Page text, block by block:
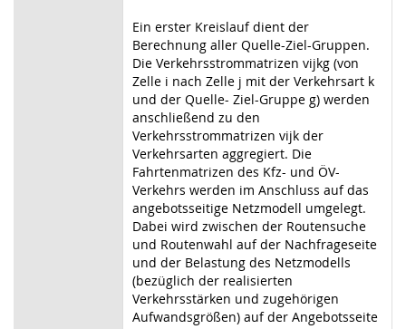
Ein erster Kreislauf dient der
Berechnung aller Quelle-Ziel-Gruppen.
Die Verkehrsstrommatrizen vijkg (von
Zelle i nach Zelle j mit der Verkehrsart k
und der Quelle- Ziel-Gruppe g) werden
anschließend zu den
Verkehrsstrommatrizen vijk der
Verkehrsarten aggregiert. Die
Fahrtenmatrizen des Kfz- und ÖV-
Verkehrs werden im Anschluss auf das
angebotsseitige Netzmodell umgelegt.
Dabei wird zwischen der Routensuche
und Routenwahl auf der Nachfrageseite
und der Belastung des Netzmodells
(bezüglich der realisierten
Verkehrsstärken und zugehörigen
Aufwandsgrößen) auf der Angebotsseite